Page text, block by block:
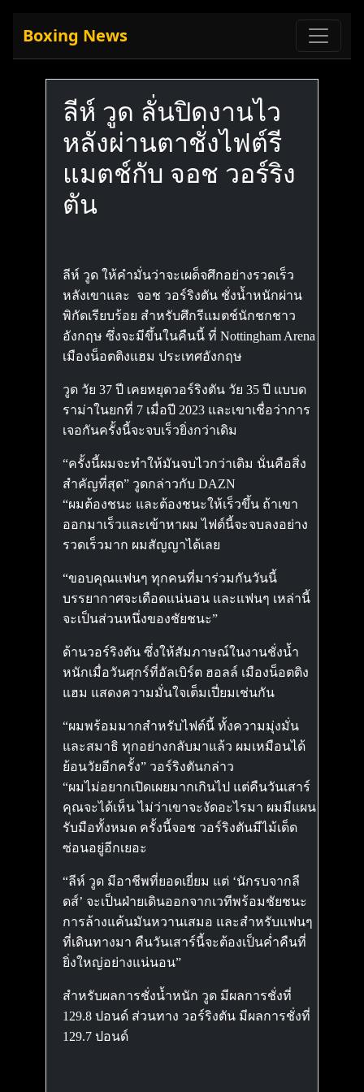
Boxing News
ลีห์ วูด ลั่นปิดงานไว
หลังผ่านตาชั่งไฟต์รี
แมตช์กับ จอช วอร์ริง
ตัน
ลีห์ วูด ให้คำมั่นว่าจะเผด็จศึกอย่างรวดเร็ว
หลังเขาและ จอช วอร์ริงตัน ชั่งน้ำหนักผ่าน
พิกัดเรียบร้อย สำหรับศึกรีแมตช์นักชกชาว
อังกฤษ ซึ่งจะมีขึ้นในคืนนี้ ที่ Nottingham Arena
เมืองน็อตติงแฮม ประเทศอังกฤษ
วูด วัย 37 ปี เคยหยุดวอร์ริงตัน วัย 35 ปี แบบด
ราม่าในยกที่ 7 เมื่อปี 2023 และเขาเชื่อว่าการ
เจอกันครั้งนี้จะจบเร็วยิ่งกว่าเดิม
“ครั้งนี้ผมจะทำให้มันจบไวกว่าเดิม นั่นคือสิ่ง
สำคัญที่สุด” วูดกล่าวกับ DAZN
“ผมต้องชนะ และต้องชนะให้เร็วขึ้น ถ้าเขา
ออกมาเร็วและเข้าหาผม ไฟต์นี้จะจบลงอย่าง
รวดเร็วมาก ผมสัญญาได้เลย
“ขอบคุณแฟนๆ ทุกคนที่มาร่วมกันวันนี้
บรรยากาศจะเดือดแน่นอน และแฟนๆ เหล่านี้
จะเป็นส่วนหนึ่งของชัยชนะ”
ด้านวอร์ริงตัน ซึ่งให้สัมภาษณ์ในงานชั่งน้ำ
หนักเมื่อวันศุกร์ที่อัลเบิร์ต ฮอลล์ เมืองน็อตติง
แฮม แสดงความมั่นใจเต็มเปี่ยมเช่นกัน
“ผมพร้อมมากสำหรับไฟต์นี้ ทั้งความมุ่งมั่น
และสมาธิ ทุกอย่างกลับมาแล้ว ผมเหมือนได้
ย้อนวัยอีกครั้ง” วอร์ริงตันกล่าว
“ผมไม่อยากเปิดเผยมากเกินไป แต่คืนวันเสาร์
คุณจะได้เห็น ไม่ว่าเขาจะงัดอะไรมา ผมมีแผน
รับมือทั้งหมด ครั้งนี้จอช วอร์ริงตันมีไม้เด็ด
ซ่อนอยู่อีกเยอะ
“ลีห์ วูด มีอาชีพที่ยอดเยี่ยม แต่ ‘นักรบจากลี
ดส์’ จะเป็นฝ่ายเดินออกจากเวทีพร้อมชัยชนะ
การล้างแค้นมันหวานเสมอ และสำหรับแฟนๆ
ที่เดินทางมา คืนวันเสาร์นี้จะต้องเป็นค่ำคืนที่
ยิ่งใหญ่อย่างแน่นอน”
สำหรับผลการชั่งน้ำหนัก วูด มีผลการชั่งที่
129.8 ปอนด์ ส่วนทาง วอร์ริงตัน มีผลการชั่งที่
129.7 ปอนด์